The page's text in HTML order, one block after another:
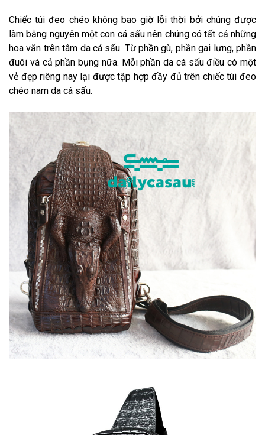
Chiếc túi đeo chéo không bao giờ lỗi thời bởi chúng được
làm bằng nguyên một con cá sấu nên chúng có tất cả những
hoa văn trên tâm da cá sấu. Từ phần gù, phần gai lưng, phần
đuôi và cả phần bụng nữa. Mỗi phần da cá sấu điều có một
vẻ đẹp riêng nay lại được tập hợp đầy đủ trên chiếc túi đeo
chéo nam da cá sấu.